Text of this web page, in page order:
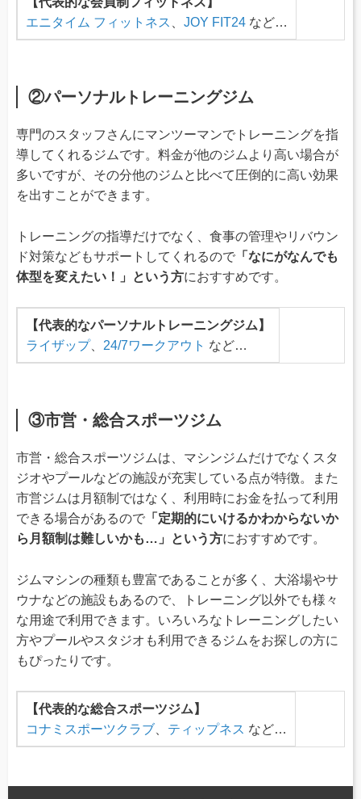
エニタイム フィットネス
JOY FIT24 など…
②パーソナルトレーニングジム
専門のスタッフさんにマンツーマンでトレーニングを指
導してくれるジムです。料金が他のジムより高い場合が
多いですが、その分他のジムと比べて圧倒的に高い効果
を出すことができます。
トレーニングの指導だけでなく、食事の管理やリバウン
ド対策などもサポートしてくれるので 「なにがなんでも
体型を変えたい！」という方におすすめです。
【代表的なパーソナルトレーニングジム】
ライザップ、 24/7ワークアウト など…
③市営・総合スポーツジム
市営・総合スポーツジムは、マシンジムだけでなくスタ
ジオやプールなどの施設が充実している点が特徴。また
市営ジムは月額制ではなく、利用時にお金を払って利用
できる場合があるので 「定期的にいけるかわからないか
ら月額制は難しいかも…」という方におすすめです。
ジムマシンの種類も豊富であることが多く、大浴場やサ
ウナなどの施設もあるので、トレーニング以外でも様々
な用途で利用できます。いろいろなトレーニングしたい
方やプールやスタジオも利用できるジムをお探しの方に
もぴったりです。
【代表的な総合スポーツジム】
コナミスポーツクラブ、 ティップネス など…